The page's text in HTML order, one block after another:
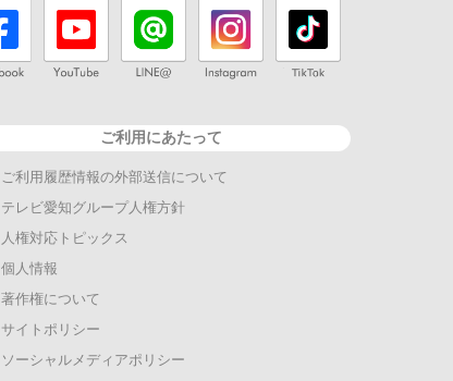
ご利用にあたって
ご利用履歴情報の外部送信について
テレビ愛知グループ人権方針
人権対応トピックス
個人情報
著作権について
サイトポリシー
ソーシャルメディアポリシー